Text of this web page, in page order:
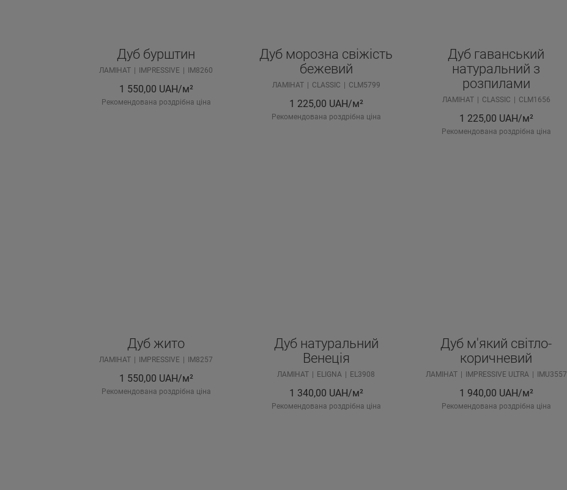
Дуб бурштин
ЛАМІНАТ IMPRESSIVE IM8260
1 550,00 UAH/м²
Рекомендована роздрібна ціна
Дуб морозна свіжість
бежевий
ЛАМІНАТ CLASSIC CLM5799
1 225,00 UAH/м²
Рекомендована роздрібна ціна
Дуб гаванський
натуральний з
розпилами
ЛАМІНАТ CLASSIC CLM1656
1 225,00 UAH/м²
Рекомендована роздрібна ціна
Дуб жито
ЛАМІНАТ IMPRESSIVE IM8257
1 550,00 UAH/м²
Рекомендована роздрібна ціна
Дуб натуральний
Венеція
ЛАМІНАТ ELIGNA EL3908
1 340,00 UAH/м²
Рекомендована роздрібна ціна
Дуб м'який світло-
коричневий
ЛАМІНАТ IMPRESSIVE ULTRA IMU3557
1 940,00 UAH/м²
Рекомендована роздрібна ціна